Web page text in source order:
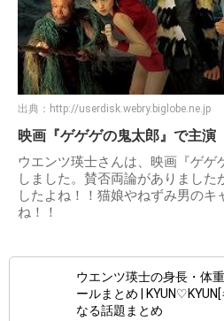
出典： http://userdisk.webry.biglobe.ne.jp
映画『ゲゲゲの鬼太郎』で主演
ウエンツ瑛士さんは、映画『ゲゲ
しました。賛否両論がありました
したよね！！猫娘やねずみ男のキ
ね！！
ウエンツ瑛士の身長・体
ールまとめ |
なる話題まとめ